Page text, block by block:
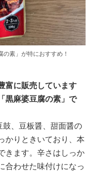
素」が特におすすめ！
富に販売しています
黒麻婆豆腐の素」で
、豆板醤、甜面醤の
かりときいており、本
きます。辛さはしっか
合わせた味付けになっ